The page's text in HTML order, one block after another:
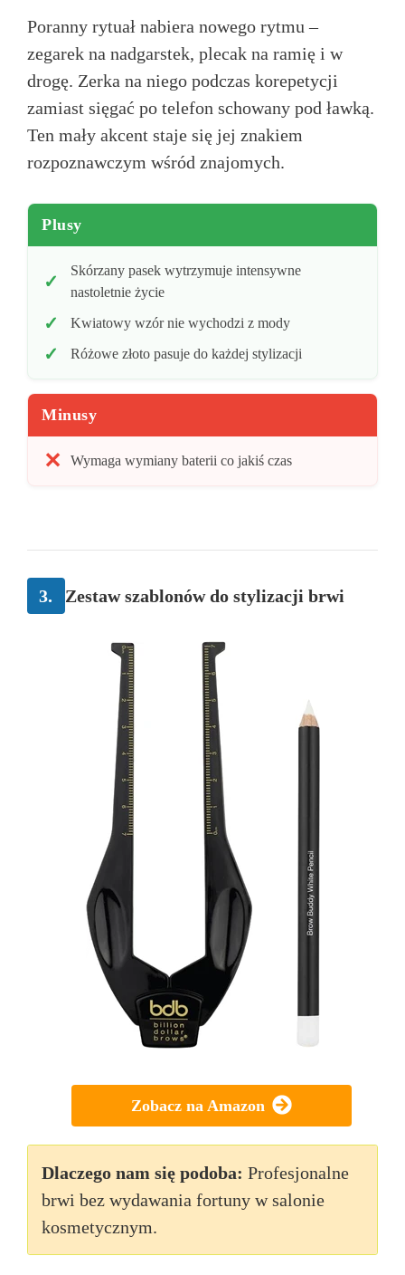
Poranny rytuał nabiera nowego rytmu –
zegarek na nadgarstek, plecak na ramię i w
drogę. Zerka na niego podczas korepetycji
zamiast sięgać po telefon schowany pod ławką.
Ten mały akcent staje się jej znakiem
rozpoznawczym wśród znajomych.
Plusy
Skórzany pasek wytrzymuje intensywne
nastoletnie życie
Kwiatowy wzór nie wychodzi z mody
Różowe złoto pasuje do każdej stylizacji
Minusy
Wymaga wymiany baterii co jakiś czas
3. Zestaw szablonów do stylizacji brwi
Zobacz na Amazon
Dlaczego nam się podoba: Profesjonalne
brwi bez wydawania fortuny w salonie
kosmetycznym.